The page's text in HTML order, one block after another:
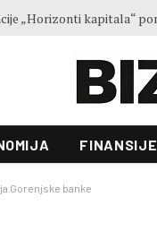
FINANSIJE
Gorenjske banke